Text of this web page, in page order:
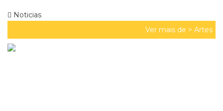
Noticias
Ver mais de > Artes